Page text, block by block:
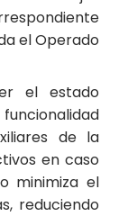
el Operado
el estado
de la
en caso
minimiza el
reduciendo